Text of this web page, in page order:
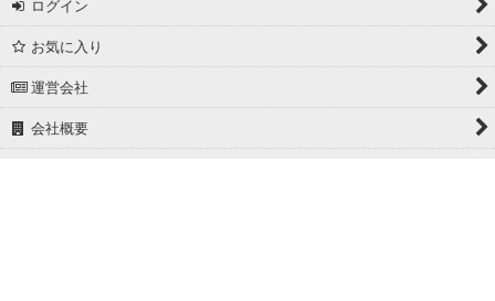
ログイン
お気に入り
運営会社
会社概要